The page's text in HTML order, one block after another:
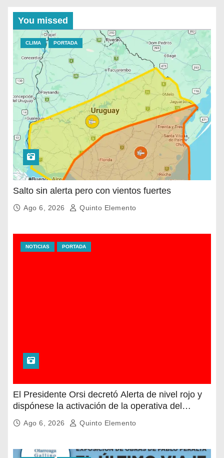
You missed
CLIMA PORTADA
Salto sin alerta pero con vientos fuertes
Ago 6, 2026 Quinto Elemento
NOTICIAS PORTADA
El Presidente Orsi decretó Alerta de nivel rojo y
dispónese la activación de la operativa del
Sistema Nacional de Emergencias en la franja
costera desde el arroyo Pando, hasta la localidad
Ago 6, 2026 Quinto Elemento